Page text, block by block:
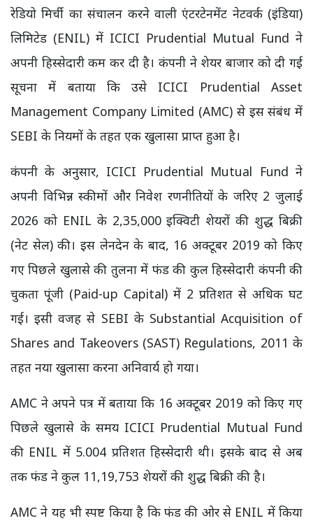
रेडियो मिर्ची का संचालन करने वाली एंटरटेनमेंट नेटवर्क (इंडिया)
लिमिटेड (ENIL) में ICICI Prudential Mutual Fund ने
अपनी हिस्सेदारी कम कर दी है। कंपनी ने शेयर बाजार को दी गई
सूचना में बताया कि उसे ICICI Prudential Asset
Management Company Limited (AMC) से इस संबंध में
SEBI के नियमों के तहत एक खुलासा प्राप्त हुआ है।
कंपनी के अनुसार, ICICI Prudential Mutual Fund ने
अपनी विभिन्न स्कीमों और निवेश रणनीतियों के जरिए 2 जुलाई
2026 को ENIL के 2,35,000 इक्विटी शेयरों की शुद्ध बिक्री
(नेट सेल) की। इस लेनदेन के बाद, 16 अक्टूबर 2019 को किए
गए पिछले खुलासे की तुलना में फंड की कुल हिस्सेदारी कंपनी की
चुकता पूंजी (Paid-up Capital) में 2 प्रतिशत से अधिक घट
गई। इसी वजह से SEBI के Substantial Acquisition of
Shares and Takeovers (SAST) Regulations, 2011 के
तहत नया खुलासा करना अनिवार्य हो गया।
AMC ने अपने पत्र में बताया कि 16 अक्टूबर 2019 को किए गए
पिछले खुलासे के समय ICICI Prudential Mutual Fund
की ENIL में 5.004 प्रतिशत हिस्सेदारी थी। इसके बाद से अब
तक फंड ने कुल 11,19,753 शेयरों की शुद्ध बिक्री की है।
AMC ने यह भी स्पष्ट किया है कि फंड की ओर से ENIL में किया